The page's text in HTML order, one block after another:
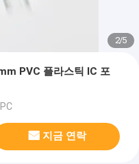
2/5
PVC 플라스틱 IC 포
지금 연락